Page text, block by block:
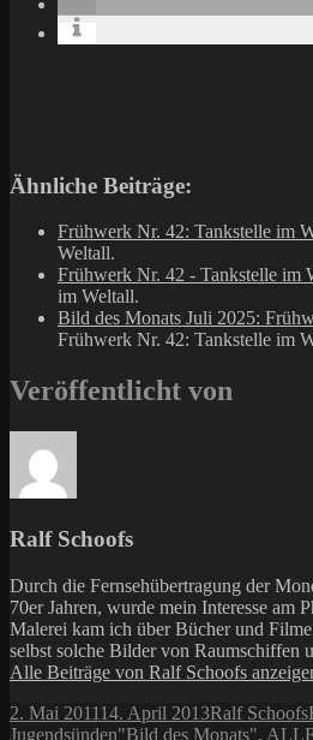
Ähnliche Beiträge:
Frühwerk Nr. 42: Tankstelle im
Weltall.
Frühwerk Nr. 42 - Tankstelle im
im Weltall.
Bild des Monats Juli 2025:
Frühwerk Nr. 42: Tankstelle im
Veröffentlicht von
Ralf Schoofs
Durch die Fernsehübertragung der
70er Jahren, wurde mein Interesse am
Malerei kam ich über Bücher und
selbst solche Bilder von Raumschiffen
Alle Beiträge von Ralf Schoofs
Veröffentlicht
am
2. Mai 201114. April 2013Autor
Ralf Schoofs
JugendsündenSchlagwörter
"Bild des Monats",